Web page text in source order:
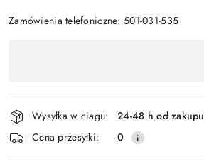
Zamówienia telefoniczne: 501-031-535
płatność
i
dostawa
Wysyłka w ciągu:
24-48 h od zakupu
Cena przesyłki:
0